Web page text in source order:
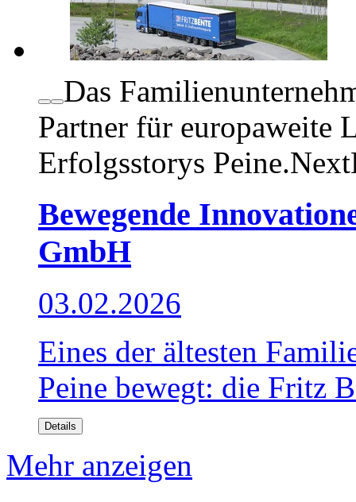
Das
Partner für europaweite
Erfolgsstorys
Bewegende
GmbH
03.02.2026
Eines der ältesten
Peine bewegt: die Fritz
Details
Mehr anzeigen